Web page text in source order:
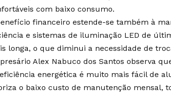
com baixo consumo.
financeiro estende-se também à
e sistemas de iluminação LED de
longa, o que diminui a necessidade de
Alex Nabuco dos Santos observa
energética é muito mais fácil de
o baixo custo de manutenção mensal,